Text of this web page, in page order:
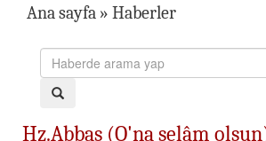
Ana sayfa » Haberler
Hz.Abbas (O'na selâm